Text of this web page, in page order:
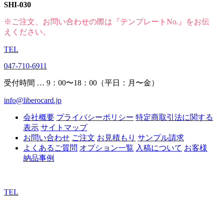
SHI-030
※ご注文、お問い合わせの際は『テンプレートNo.』をお伝
えください。
TEL
047-710-6911
受付時間 … 9：00〜18：00（平日：月〜金）
info@liberocard.jp
会社概要 プライバシーポリシー 特定商取引法に関する
表示 サイトマップ
お問い合わせ ご注文 お見積もり サンプル請求
よくあるご質問 オプション一覧 入稿について お客様
納品事例
TEL